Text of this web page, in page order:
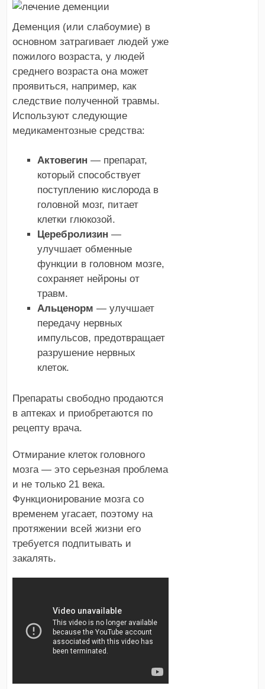
Деменция (или слабоумие) в
основном затрагивает людей уже
пожилого возраста, у людей
среднего возраста она может
проявиться, например, как
следствие полученной травмы.
Используют следующие
медикаментозные средства:
Актовегин — препарат,
который способствует
поступлению кислорода в
головной мозг, питает
клетки глюкозой.
Церебролизин —
улучшает обменные
функции в головном мозге,
сохраняет нейроны от
травм.
Альценорм — улучшает
передачу нервных
импульсов, предотвращает
разрушение нервных
клеток.
Препараты свободно продаются
в аптеках и приобретаются по
рецепту врача.
Отмирание клеток головного
мозга — это серьезная проблема
и не только 21 века.
Функционирование мозга со
временем угасает, поэтому на
протяжении всей жизни его
требуется подпитывать и
закалять.